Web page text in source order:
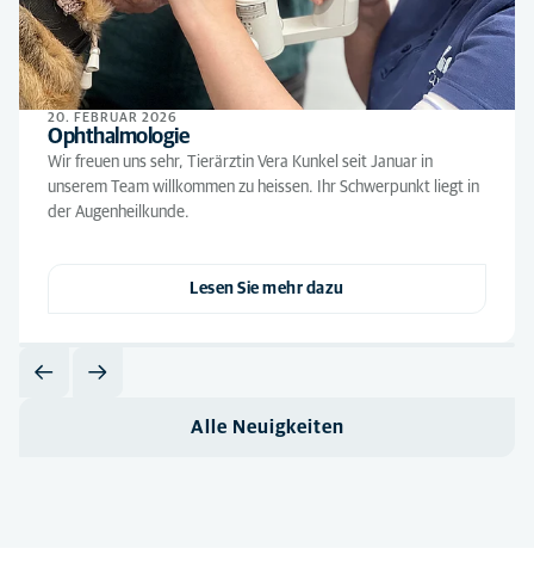
20. FEBRUAR 2026
Ophthalmologie
Wir freuen uns sehr, Tierärztin Vera Kunkel seit Januar in
unserem Team willkommen zu heissen. Ihr Schwerpunkt liegt in
der Augenheilkunde.
Lesen Sie mehr dazu
Alle Neuigkeiten